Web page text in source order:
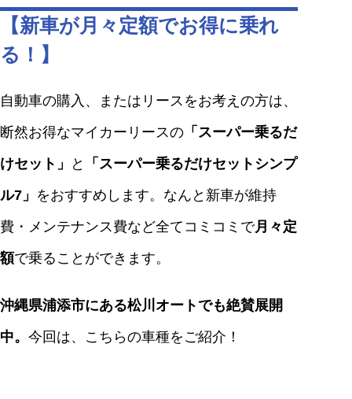
【新車が月々定額でお得に乗れ
る！】
自動車の購入、またはリースをお考えの方は、
断然お得なマイカーリースの 「スーパー乗るだ
けセット」
と
「スーパー乗るだけセットシンプ
ル7」 をおすすめします。なんと新車が維持
費・メンテナンス費など全てコミコミで月々定
額で乗ることができます。
沖縄県浦添市にある松川オートでも絶賛展開
中。 今回は、こちらの車種をご紹介！